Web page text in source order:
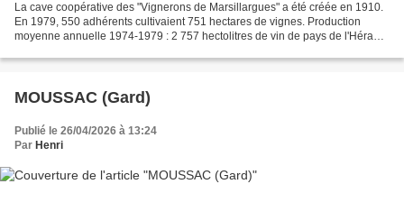
La cave coopérative des "Vignerons de Marsillargues" a été créée en 1910.
En 1979, 550 adhérents cultivaient 751 hectares de vignes. Production
moyenne annuelle 1974-1979 : 2 757 hectolitres de vin de pays de l'Hérault
MOUSSAC (Gard)
Publié le 26/04/2026 à 13:24
Par Henri